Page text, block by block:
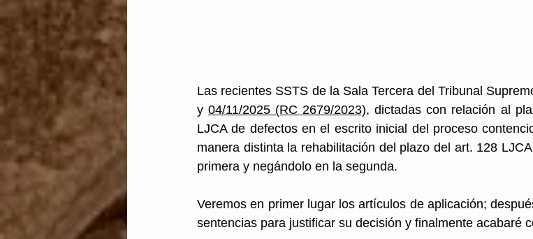
Las recientes SSTS de la Sala Tercera del Tribunal
y 04/11/2025 (RC 2679/2023), dictadas con relación al
LJCA de defectos en el escrito inicial del proceso
manera distinta la rehabilitación del plazo del art. 128
primera y negándolo en la segunda.
Veremos en primer lugar los artículos de aplicación;
sentencias para justificar su decisión y finalmente acabaré